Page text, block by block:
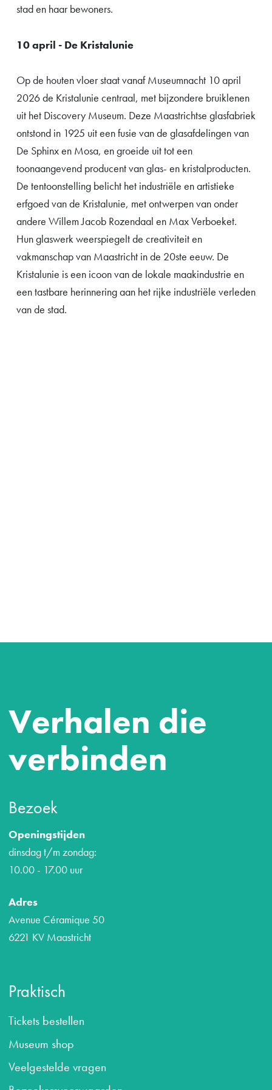
stad en haar bewoners.
10 april - De Kristalunie
Op de houten vloer staat vanaf Museumnacht 10 april
2026 de Kristalunie centraal, met bijzondere bruiklenen
uit het Discovery Museum. Deze Maastrichtse glasfabriek
ontstond in 1925 uit een fusie van de glasafdelingen van
De Sphinx en Mosa, en groeide uit tot een
toonaangevend producent van glas- en kristalproducten.
De tentoonstelling belicht het industriële en artistieke
erfgoed van de Kristalunie, met ontwerpen van onder
andere Willem Jacob Rozendaal en Max Verboeket.
Hun glaswerk weerspiegelt de creativiteit en
vakmanschap van Maastricht in de 20ste eeuw. De
Kristalunie is een icoon van de lokale maakindustrie en
een tastbare herinnering aan het rijke industriële verleden
van de stad.
Verhalen die
verbinden
Bezoek
Openingstijden
dinsdag t/m zondag:
10.00 - 17.00 uur
Adres
Avenue Céramique 50
6221 KV Maastricht
Praktisch
Tickets bestellen
Museum shop
Veelgestelde vragen